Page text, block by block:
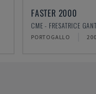
FASTER 2000
CME - FRESATRICE
PORTOGALLO